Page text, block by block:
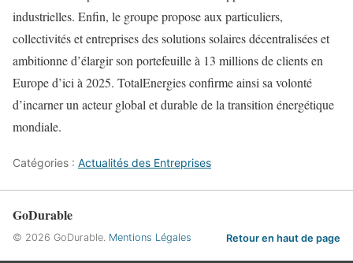
industrielles. Enfin, le groupe propose aux particuliers,
collectivités et entreprises des solutions solaires décentralisées et
ambitionne d’élargir son portefeuille à 13 millions de clients en
Europe d’ici à 2025. TotalEnergies confirme ainsi sa volonté
d’incarner un acteur global et durable de la transition énergétique
mondiale.
Catégories : Actualités des Entreprises
GoDurable
© 2026 GoDurable. Mentions Légales Retour en haut de page